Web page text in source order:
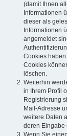
(damit Ihnen
Informationen
dieser als
Informationen
angemeldet
Cookies
Cookies
löschen.
Weiterhin
in Ihrem Profil
Registrierung
Mail-Adresse
weitere Daten
deren Eingabe
Wenn Sie